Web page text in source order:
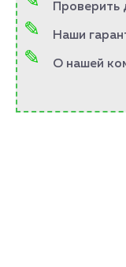
Проверить
Наши
О нашей